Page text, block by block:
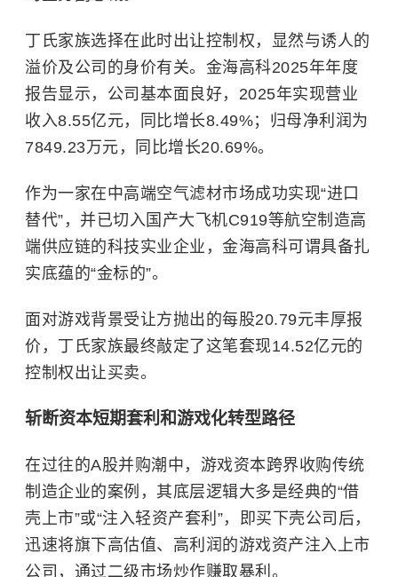
丁氏家族选择在此时出让控制权，显然与诱人的
溢价及公司的身价有关。 金海高科2025年年度
报告显示，公司基本面良好，2025年实现营业
收入8.55亿元，同比增长8.49%；归母净利润为
7849.23万元，同比增长20.69%。
作为一家在中高端空气滤材市场成功实现“进口
替代”，并已切入国产大飞机C919等航空制造高
端供应链的科技实业企业，金海高科可谓具备扎
实底蕴的“金标的”。
面对游戏背景受让方抛出的每股20.79元丰厚报
价，丁氏家族最终敲定了这笔套现14.52亿元的
控制权出让买卖。
斩断资本短期套利和游戏化转型路径
在过往的A股并购潮中，游戏资本跨界收购传统
制造企业的案例，其底层逻辑大多是经典的“借
壳上市”或“注入轻资产套利”，即买下壳公司后，
迅速将旗下高估值、高利润的游戏资产注入上市
公司，通过二级市场炒作赚取暴利。